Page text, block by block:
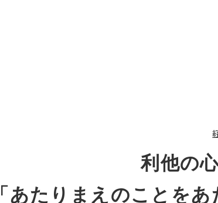
利他の
「あたりまえのことを